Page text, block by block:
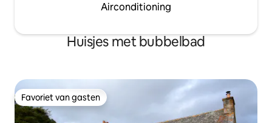
Airconditioning
Huisjes met bubbelbad
Favoriet van gasten
Favoriet van gasten